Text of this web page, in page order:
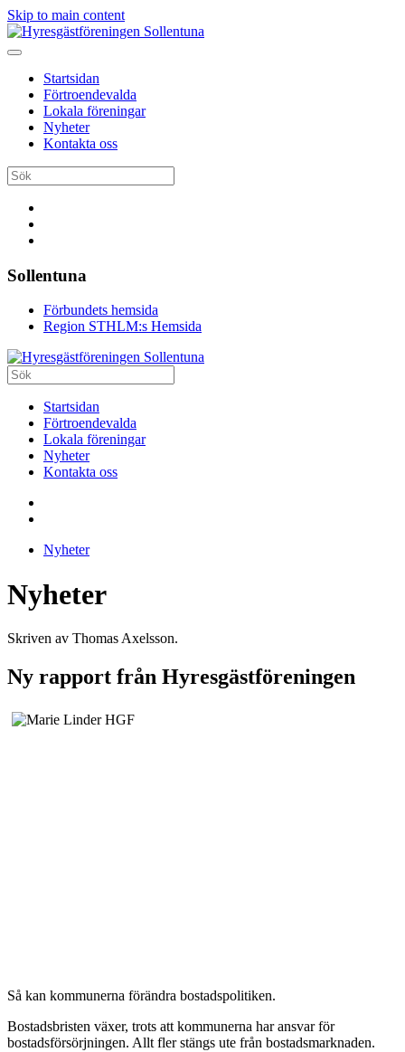
Skip to main content
Startsidan
Förtroendevalda
Lokala föreningar
Nyheter
Kontakta oss
Sollentuna
Förbundets hemsida
Region STHLM:s Hemsida
Startsidan
Förtroendevalda
Lokala föreningar
Nyheter
Kontakta oss
Nyheter
Nyheter
Skriven av Thomas Axelsson.
Ny rapport från Hyresgästföreningen
Så kan kommunerna förändra bostadspolitiken.
Bostadsbristen växer, trots att kommunerna har ansvar för
bostadsförsörjningen. Allt fler stängs ute från bostadsmarknaden.